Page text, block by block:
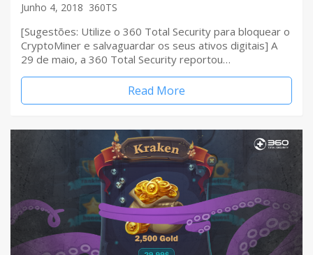
Junho 4, 2018 360TS
[Sugestões: Utilize o 360 Total Security para bloquear o
CryptoMiner e salvaguardar os seus ativos digitais] A
29 de maio, a 360 Total Security reportou…
Read More